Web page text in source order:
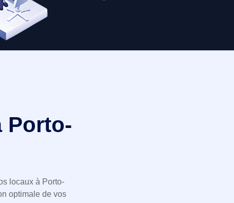
Porto-
locaux à Porto-
optimale de vos